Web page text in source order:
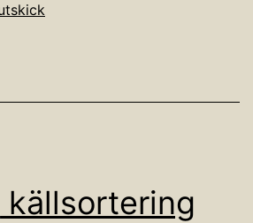
källsortering